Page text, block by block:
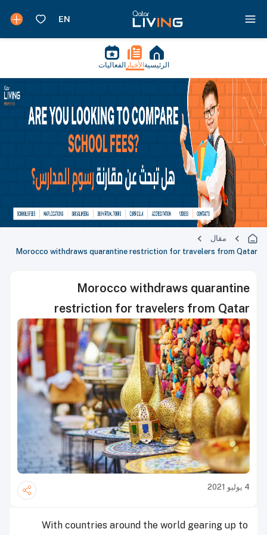
الرئيسية الأخبار الفعاليات
مقال
Morocco withdraws quarantine restriction for travelers from Qatar
Morocco withdraws quarantine
restriction for travelers from Qatar
4 يوليو 2021
With countries around the world gearing up to